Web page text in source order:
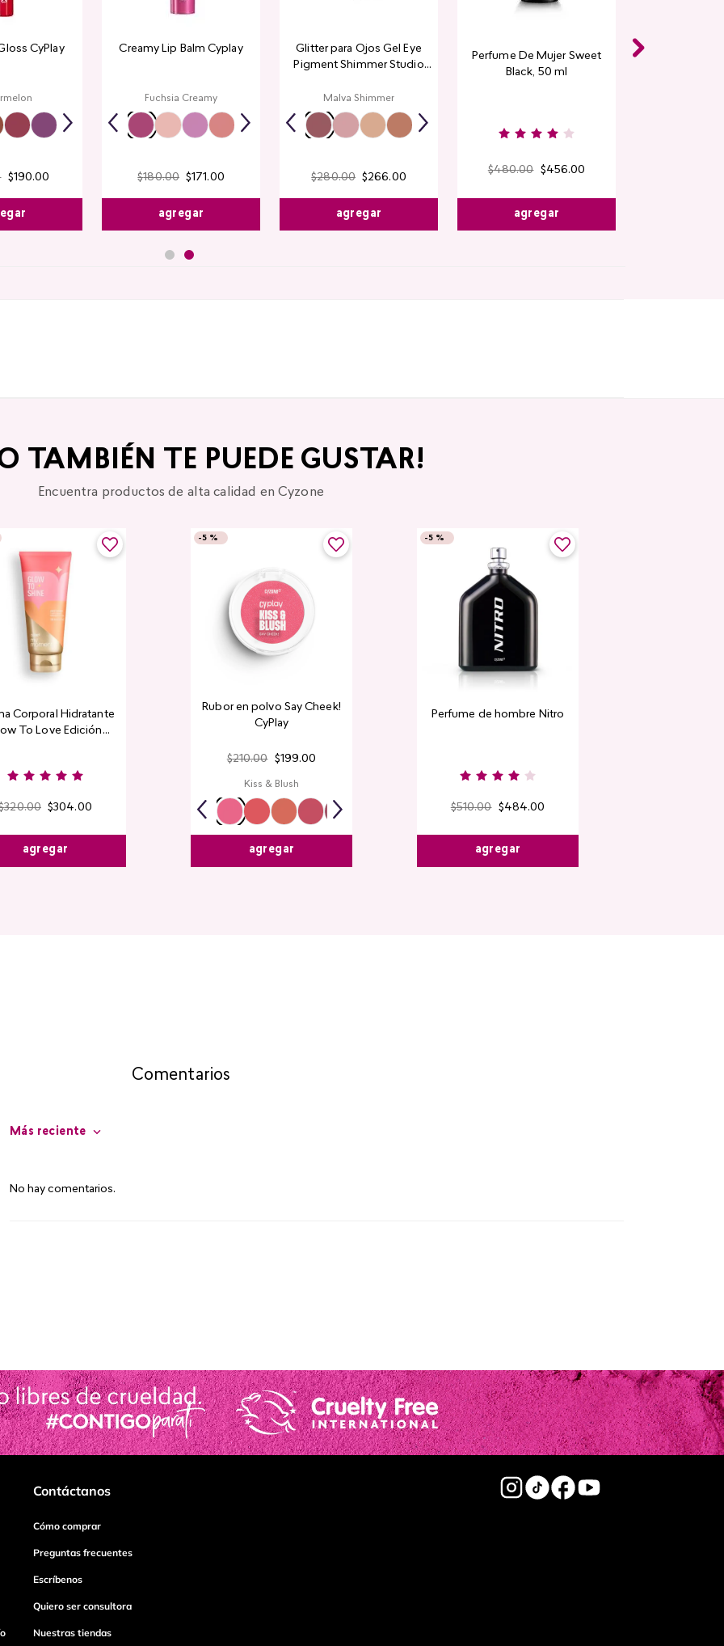
CyPlay
$190.00
Creamy Lip Balm Cyplay
Fuchsia Creamy
$180.00 $171 .00
agregar
Glitter para Ojos Gel Eye
Pigment Shimmer Studio
Malva Shimmer
$280.00 $266.00
agregar
Perfume De Mujer Sweet
Black, 50 ml
$480.00 $456.00
agregar
TAMBIÉN TE PUEDE GUSTAR!
Encuentra productos de alta calidad en Cyzone
Corporal Hidratante
To Love Edición
320.00 $304.00
agregar
-5 %
Rubor en polvo Say Cheek!
CyPlay
$210.00 $199.00
Kiss & Blush
agregar
-5 %
Perfume de hombre Nitro
$510.00 $484.00
agregar
Comentarios
Más reciente
No hay comentarios.
Contáctanos
Cómo comprar
Preguntas frecuentes
Escríbenos
Quiero ser consultora
Nuestras tiendas